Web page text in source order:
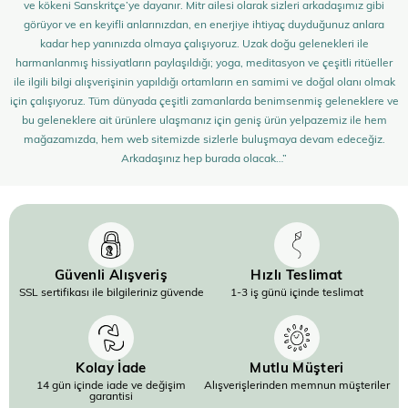
ve kökeni Sanskritçe’ye dayanır. Mitr ailesi olarak sizleri arkadaşımız gibi
görüyor ve en keyifli anlarınızdan, en enerjiye ihtiyaç duyduğunuz anlara
kadar hep yanınızda olmaya çalışıyoruz. Uzak doğu gelenekleri ile
harmanlanmış hissiyatların paylaşıldığı; yoga, meditasyon ve çeşitli ritüeller
ile ilgili bilgi alışverişinin yapıldığı ortamların en samimi ve doğal olanı olmak
için çalışıyoruz. Tüm dünyada çeşitli zamanlarda benimsenmiş geleneklere ve
bu geleneklere ait ürünlere ulaşmanız için geniş ürün yelpazemiz ile hem
mağazamızda, hem web sitemizde sizlerle buluşmaya devam edeceğiz.
Arkadaşınız hep burada olacak…”
Güvenli Alışveriş
SSL sertifikası ile bilgileriniz güvende
Hızlı Teslimat
1-3 iş günü içinde teslimat
Kolay İade
14 gün içinde iade ve değişim
garantisi
Mutlu Müşteri
Alışverişlerinden memnun müşteriler